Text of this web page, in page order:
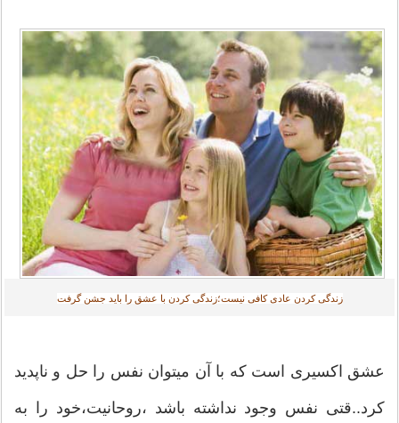
زندگی کردن عادی کافی نیست؛زندگی کردن با عشق را باید جشن گرفت‎
عشق اکسیری است که با آن میتوان نفس را حل و ناپدید
کرد..قتی نفس وجود نداشته باشد ،روحانیت،خود را به